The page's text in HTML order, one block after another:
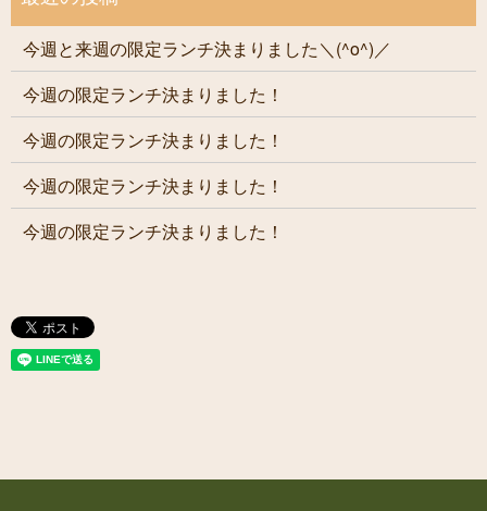
今週と来週の限定ランチ決まりました＼(^o^)／
今週の限定ランチ決まりました！
今週の限定ランチ決まりました！
今週の限定ランチ決まりました！
今週の限定ランチ決まりました！